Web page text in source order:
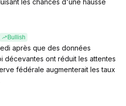
les chances d'une hausse
Bullish
après que des données
décevantes ont réduit les attentes
fédérale augmenterait les taux